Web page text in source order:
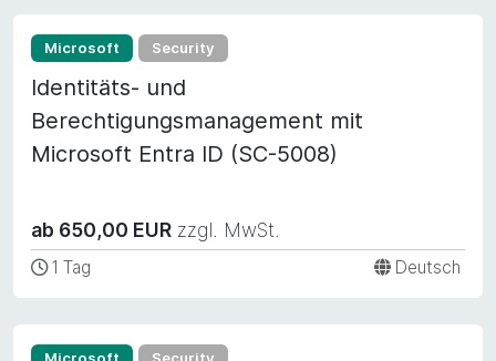
Microsoft Security
Identitäts- und
Berechtigungsmanagement mit
Microsoft Entra ID (SC-5008)
ab 650,00 EUR zzgl. MwSt.
1 Tag Deutsch